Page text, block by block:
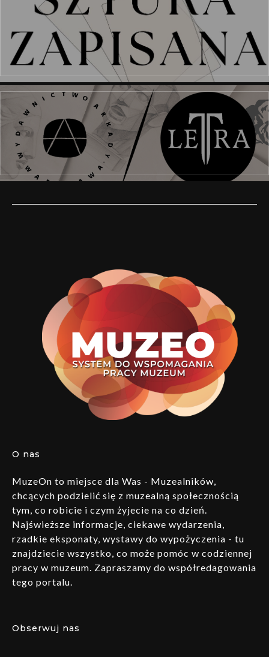
O nas
MuzeOn to miejsce dla Was - Muzealników,
chcących podzielić się z muzealną społecznością
tym, co robicie i czym żyjecie na co dzień.
Najświeższe informacje, ciekawe wydarzenia,
rzadkie eksponaty, wystawy do wypożyczenia - tu
znajdziecie wszystko, co może pomóc w codziennej
pracy w muzeum. Zapraszamy do współredagowania
tego portalu.
Obserwuj nas